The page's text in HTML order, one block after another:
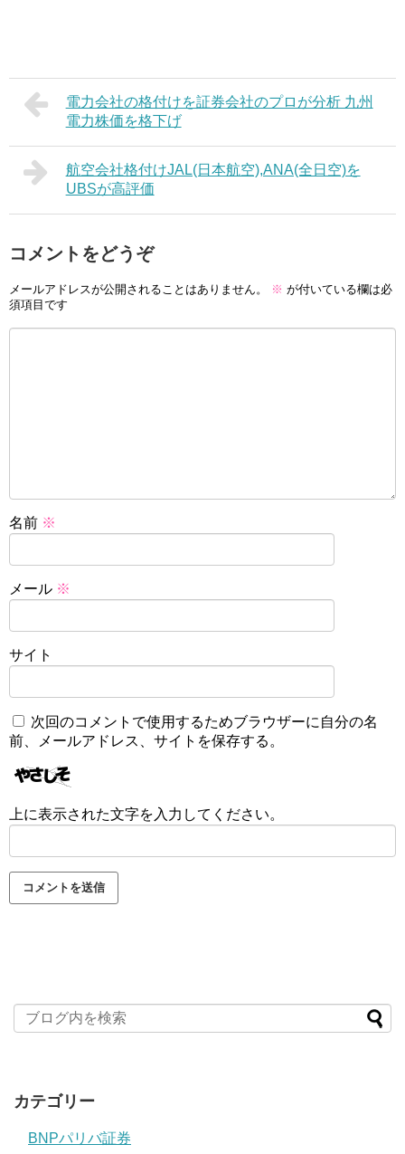
電力会社の格付けを証券会社のプロが分析 九州
電力株価を格下げ
航空会社格付けJAL(日本航空),ANA(全日空)を
UBSが高評価
コメントをどうぞ
メールアドレスが公開されることはありません。 ※ が付いている欄は必
須項目です
名前 ※
メール ※
サイト
次回のコメントで使用するためブラウザーに自分の名
前、メールアドレス、サイトを保存する。
上に表示された文字を入力してください。
カテゴリー
BNPパリバ証券